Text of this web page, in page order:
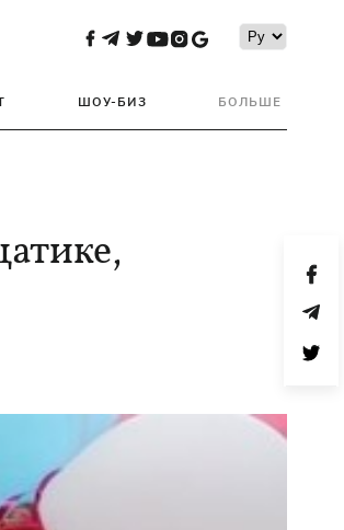
ШОУ-БИЗ БОЛЬШЕ